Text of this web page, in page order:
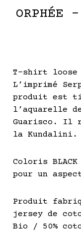
ORPHÉE
T-shirt loose
L’imprimé
produit est
l’aquarelle
Guarisco. Il
la Kundalini.
Coloris
pour un
Produit
jersey de
Bio / 50%